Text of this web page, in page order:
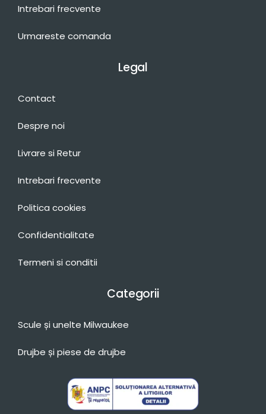
Intrebari frecvente
Urmareste comanda
Legal
Contact
Despre noi
Livrare si Retur
Intrebari frecvente
Politica cookies
Confidentialitate
Termeni si conditii
Categorii
Scule și unelte Milwaukee
Drujbe și piese de drujbe